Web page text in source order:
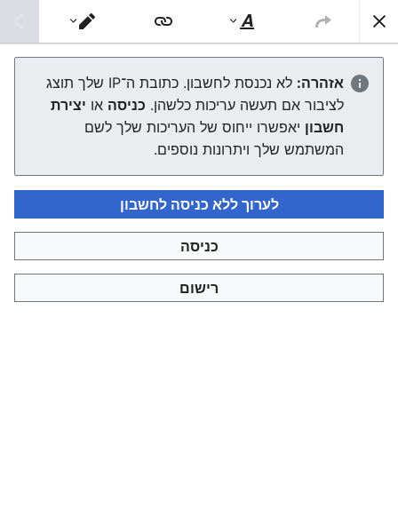
צפונות ויקי
2010
העורך ייטען עכשיו. אם ההודעה הזאת עדיין מוצגת לאחר כמה
שניות, אפשרלטעון את הדף מחדש.
מדיניות פרטיות תצוגת מחשבים
סגנוּן
טקסט
מעבר
עורך
אזהרה:
לא נכנסת לחשבון. כתובת ה־IP שלך תוצג
לציבור אם תעשה עריכות כלשהן. כניסה או יצירת
חשבון יאפשרו ייחוס של העריכות שלך לשם
המשתמש שלך ויתרונות נוספים.
לערוך ללא כניסה לחשבון
כניסה
רישום